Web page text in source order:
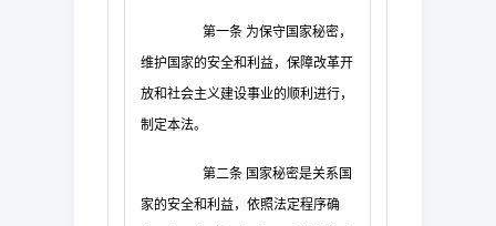
第一条 为保守国家秘密，
维护国家的安全和利益，保障改革开
放和社会主义建设事业的顺利进行，
制定本法。
第二条 国家秘密是关系国
家的安全和利益，依照法定程序确